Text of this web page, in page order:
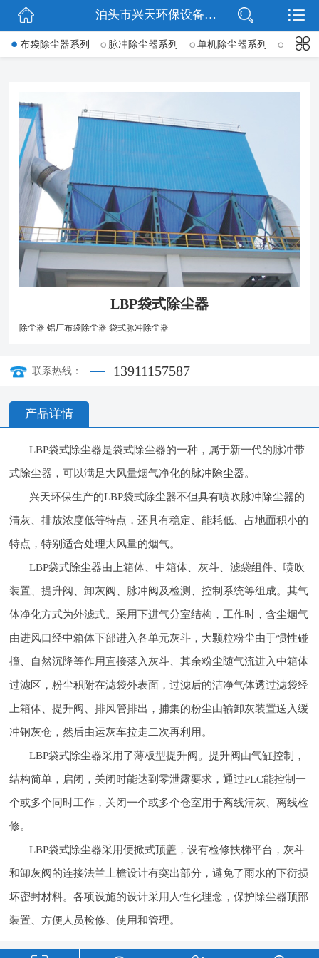
网站首页
新闻动态
产品展示
联系我们
泊头市兴天环保设备有限公司
布袋除尘器系列 脉冲除尘器系列 单机除尘器系列 锅炉
LBP袋式除尘器
除尘器铝厂布袋除尘器袋式脉冲除尘器
联系热线： 13911157587
产品详情
LBP袋式除尘器是袋式除尘器的一种，属于新一代的脉冲带
式除尘器，可以满足大风量烟气净化的脉冲除尘器。
兴天环保生产的LBP袋式除尘器不但具有喷吹脉冲除尘器的
清灰、排放浓度低等特点，还具有稳定、能耗低、占地面积小的
特点，特别适合处理大风量的烟气。
LBP袋式除尘器由上箱体、中箱体、灰斗、滤袋组件、喷吹
装置、提升阀、卸灰阀、脉冲阀及检测、控制系统等组成。其气
体净化方式为外滤式。采用下进气分室结构，工作时，含尘烟气
由进风口经中箱体下部进入各单元灰斗，大颗粒粉尘由于惯性碰
撞、自然沉降等作用直接落入灰斗、其余粉尘随气流进入中箱体
过滤区，粉尘积附在滤袋外表面，过滤后的洁净气体透过滤袋经
上箱体、提升阀、排风管排出，捕集的粉尘由输卸灰装置送入缓
冲钢灰仓，然后由运灰车拉走二次再利用。
LBP袋式除尘器采用了薄板型提升阀。提升阀由气缸控制，
结构简单，启闭，关闭时能达到零泄露要求，通过PLC能控制一
个或多个同时工作，关闭一个或多个仓室用于离线清灰、离线检
修。
LBP袋式除尘器采用便掀式顶盖，设有检修扶梯平台，灰斗
和卸灰阀的连接法兰上檐设计有突出部分，避免了雨水的下衍损
坏密封材料。各项设施的设计采用人性化理念，保护除尘器顶部
装置、方便人员检修、使用和管理。